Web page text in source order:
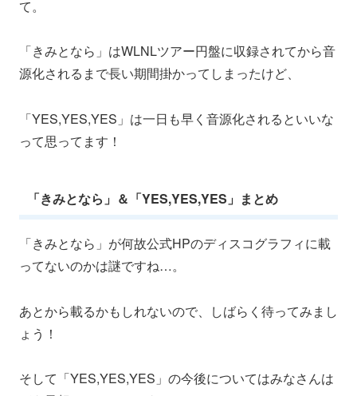
て。
「きみとなら」はWLNLツアー円盤に収録されてから音
源化されるまで長い期間掛かってしまったけど、
「YES,YES,YES」は一日も早く音源化されるといいな
って思ってます！
「きみとなら」＆「YES,YES,YES」まとめ
「きみとなら」が何故公式HPのディスコグラフィに載
ってないのかは謎ですね…。
あとから載るかもしれないので、しばらく待ってみまし
ょう！
そして「YES,YES,YES」の今後についてはみなさんは